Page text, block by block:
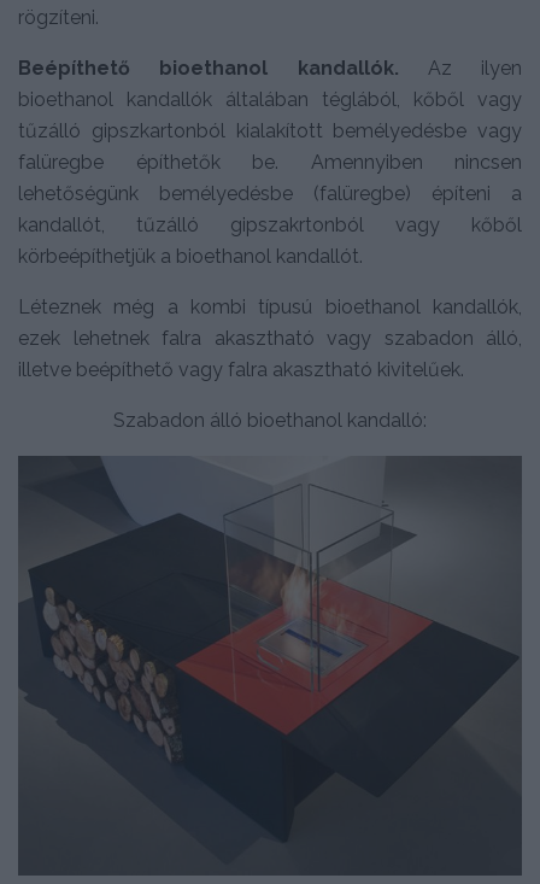
rögzíteni.
Beépíthető bioethanol kandallók. Az ilyen
bioethanol kandallók általában téglából, kőből vagy
tűzálló gipszkartonból kialakított bemélyedésbe vagy
falüregbe építhetők be. Amennyiben nincsen
lehetőségünk bemélyedésbe (falüregbe) építeni a
kandallót, tűzálló gipszakrtonból vagy kőből
körbeépíthetjük a bioethanol kandallót.
Léteznek még a kombi típusú bioethanol kandallók,
ezek lehetnek falra akasztható vagy szabadon álló,
illetve beépíthető vagy falra akasztható kivitelűek.
Szabadon álló bioethanol kandalló: